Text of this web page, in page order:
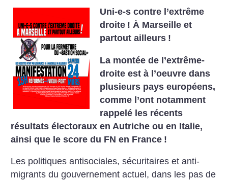
Uni-e-s contre l’extrême
droite !À Marseille et
partout ailleurs !
La montée de l’extrême-
droite est à l’oeuvre dans
plusieurs pays européens,
comme l’ont notamment
rappelé les récents
résultats électoraux en Autriche ou en Italie,
ainsi que le score du FN en France !
Les politiques antisociales, sécuritaires et anti-
migrants du gouvernement actuel, dans les pas de